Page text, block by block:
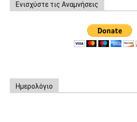
Ενισχύστε τις Αναμνήσεις
Ημερολόγιο